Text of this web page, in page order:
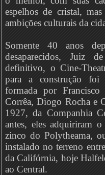
espelhos de cristal,
ambições culturais da
Somente 40 anos
desaparecidos, Juiz
definitivo, o Cine-
para a construção foi
formada por Francisco
Corrêa, Diogo Rocha e
1927, da Companhia
antes, eles adquiriram
zinco do Polytheama,
instalado no terreno
da Califórnia, hoje
ao Central.